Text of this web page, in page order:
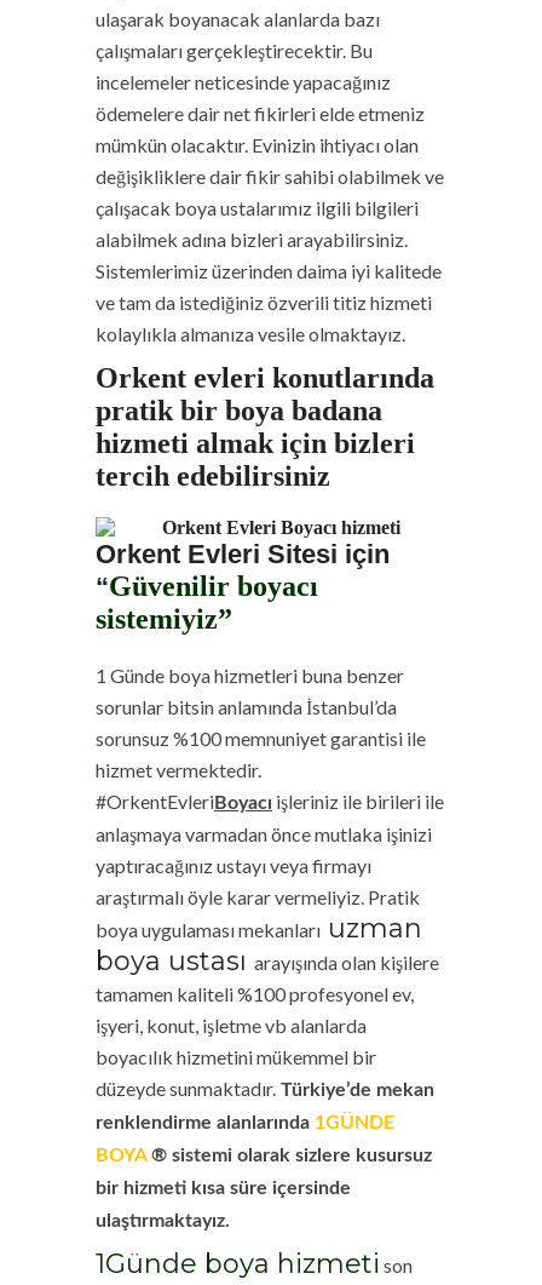
ulaşarak boyanacak alanlarda bazı
çalışmaları gerçekleştirecektir. Bu
incelemeler neticesinde yapacağınız
ödemelere dair net fikirleri elde etmeniz
mümkün olacaktır. Evinizin ihtiyacı olan
değişikliklere dair fikir sahibi olabilmek ve
çalışacak boya ustalarımız ilgili bilgileri
alabilmek adına bizleri arayabilirsiniz.
Sistemlerimiz üzerinden daima iyi kalitede
ve tam da istediğiniz özverili titiz hizmeti
kolaylıkla almanıza vesile olmaktayız.
Orkent evleri konutlarında
pratik bir boya badana
hizmeti almak için bizleri
tercih edebilirsiniz
Orkent Evleri Sitesi için
“Güvenilir boyacı
sistemiyiz”
1 Günde boya hizmetleri buna benzer
sorunlar bitsin anlamında İstanbul’da
sorunsuz %100 memnuniyet garantisi ile
hizmet vermektedir.
#OrkentEvleriBoyacı işleriniz ile birileri ile
anlaşmaya varmadan önce mutlaka işinizi
yaptıracağınız ustayı veya firmayı
araştırmalı öyle karar vermeliyiz. Pratik
boya uygulaması mekanları uzman
boya ustası arayışında olan kişilere
tamamen kaliteli %100 profesyonel ev,
işyeri, konut, işletme vb alanlarda
boyacılık hizmetini mükemmel bir
düzeyde sunmaktadır. Türkiye’de mekan
renklendirme alanlarında 1GÜNDE
BOYA® sistemi olarak sizlere kusursuz
bir hizmeti kısa süre içersinde
ulaştırmaktayız.
1Günde boya hizmeti son